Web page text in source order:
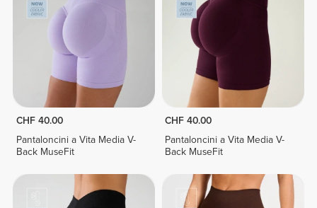
CHF 40.00
Pantaloncini a Vita Media V-
Back MuseFit
CHF 40.00
Pantaloncini a Vita Media V-
Back MuseFit